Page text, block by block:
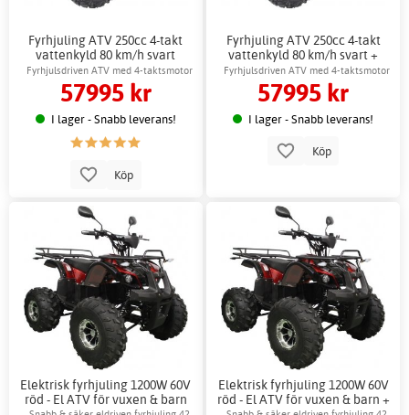
Fyrhjuling ATV 250cc 4-takt
vattenkyld 80 km/h svart
Fyrhjulsdriven ATV med 4-taktsmotor
57995 kr
I lager - Snabb leverans!
Köp
Fyrhjuling ATV 250cc 4-takt
vattenkyld 80 km/h svart +
Reflexsele
Fyrhjulsdriven ATV med 4-taktsmotor
57995 kr
I lager - Snabb leverans!
Köp
Elektrisk fyrhjuling 1200W 60V
röd - El ATV för vuxen & barn
Elektrisk fyrhjuling 1200W 60V
röd - El ATV för vuxen & barn +